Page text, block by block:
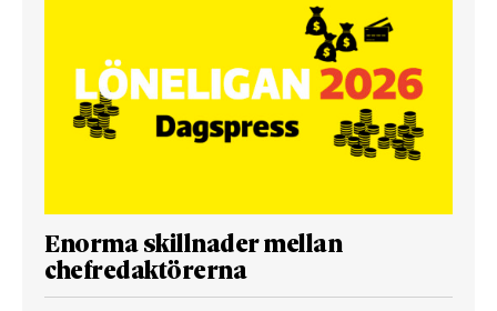
Enorma skillnader mellan
chefredaktörerna